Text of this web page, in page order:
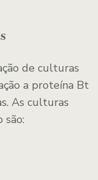
de culturas
a proteína Bt
As culturas
são: